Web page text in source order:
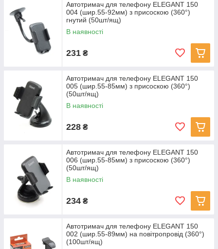
Автотримач для телефону ELEGANT 150
004 (шир.55-92мм) з присоскою (360°)
гнутий (50шт/ящ)
В наявності
231 ₴
Автотримач для телефону ELEGANT 150
005 (шир.55-85мм) з присоскою (360°)
(50шт/ящ)
В наявності
228 ₴
Автотримач для телефону ELEGANT 150
006 (шир.55-85мм) з присоскою (360°)
(50шт/ящ)
В наявності
234 ₴
Автотримач для телефону ELEGANT 150
002 (шир.55-89мм) на повітропровід (360°)
(100шт/ящ)